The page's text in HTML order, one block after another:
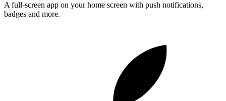
A full-screen app on your home screen with push notifications,
badges and more.